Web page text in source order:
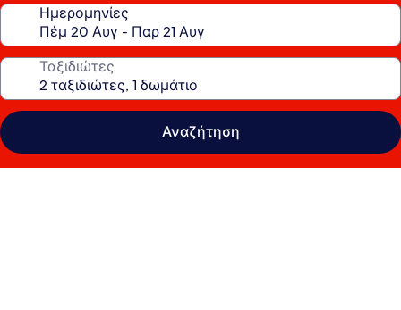
Ημερομηνίες
Ταξιδιώτες
Αναζήτηση